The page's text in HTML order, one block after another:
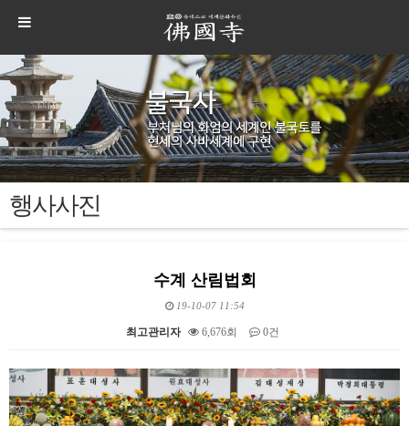
행사사진
수계 산림법회
19-10-07 11:54
최고관리자 6,676회 0건
본문